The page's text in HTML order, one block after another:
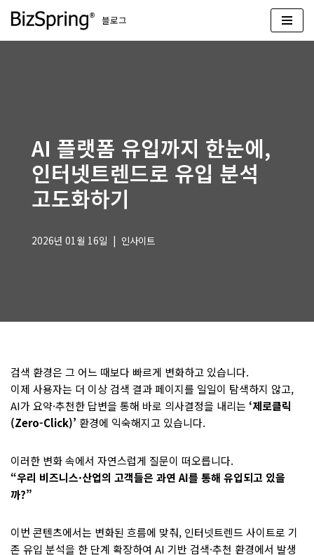
콘
블로그
AI 플랫폼 유입까지 한눈에,
인터넷트렌드로 유입 분석
고도화하기
2026년 01월 16일 인사이트
검색 환경은 그 어느 때보다 빠르게 변화하고 있습니다.
이제 사용자는 더 이상 검색 결과 페이지를 일일이 탐색하지 않고,
AI가 요약·추천한 답변을 통해 바로 의사결정을 내리는 ‘제로클릭
(Zero-Click)’ 환경에 익숙해지고 있습니다.
이러한 변화 속에서 자연스럽게 질문이 떠오릅니다.
“우리 비즈니스·산업의 고객들은 과연 AI를 통해 유입되고 있을
까?”
이번 콘텐츠에서는 변화된 흐름에 맞춰, 인터넷트렌드 사이트로 기
존 유입 분석을 한 단계 확장하여 AI 기반 검색·추천 환경에서 발생